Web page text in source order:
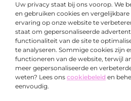
Uw privacy staat bij ons voorop. We
en gebruiken cookies en
ervaring op onze website te
staat om gepersonaliseerde
functionaliteit van de site te
te analyseren. Sommige cookies zijn
functioneren van de website, terwijl
meer gepersonaliseerde en
weten? Lees ons cookiebeleid en
eenvoudig.
Over
Bedrijf
“Ontdek een wereld van
je zowel inspireren als
Bij Exclusiefbedrijf.nl draait alles
kwalitatieve inzichten en verhalen
verrijken en je uitdagen om verder